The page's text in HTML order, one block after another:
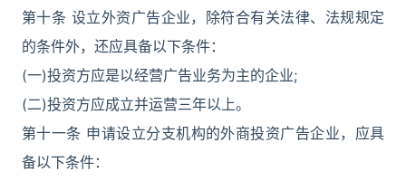
第十条 设立外资广告企业，除符合有关法律、法规规定
的条件外，还应具备以下条件：
(一)投资方应是以经营广告业务为主的企业;
(二)投资方应成立并运营三年以上。
第十一条 申请设立分支机构的外商投资广告企业，应具
备以下条件：